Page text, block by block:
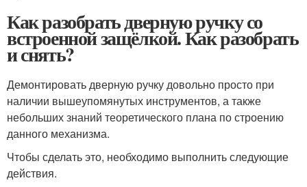
Как разобрать дверную ручку со
встроенной защёлкой. Как разобрать
и снять?
Демонтировать дверную ручку довольно просто при
наличии вышеупомянутых инструментов, а также
небольших знаний теоретического плана по строению
данного механизма.
Чтобы сделать это, необходимо выполнить следующие
действия.